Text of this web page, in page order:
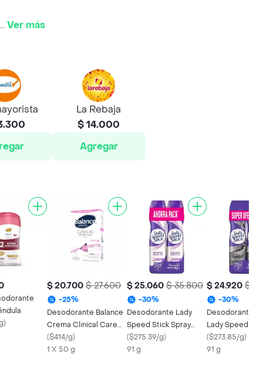
...Ver más
La Rebaja
$ 14.000
Agregar
)
$ 20.700 $ 27.600
-25%
Desodorante Balance
Crema Clinical Care
Mujer 50gr
($414/g)
1 X 50 g
$ 25.060 $ 35.800
-30%
Desodorante Lady
Speed Stick Spray
Derma Aclarado 91 g x
2 Und
($275.39/g)
91 g
$ 24.920 $
-30%
Desodorante
Lady Speed
Carbon Absorb
2x91g
($273.85/g)
91 g